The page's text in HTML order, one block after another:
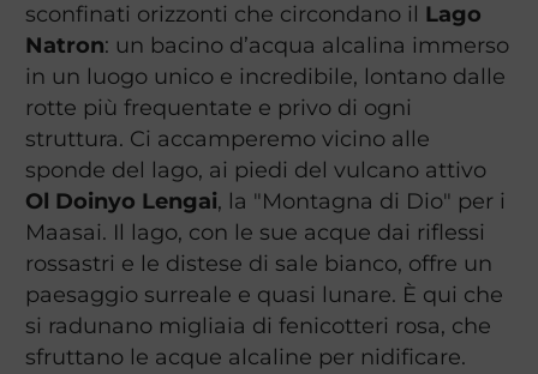
sconfinati orizzonti che circondano il Lago
Natron: un bacino d’acqua alcalina immerso
in un luogo unico e incredibile, lontano dalle
rotte più frequentate e privo di ogni
struttura. Ci accamperemo vicino alle
sponde del lago, ai piedi del vulcano attivo
Ol Doinyo Lengai, la "Montagna di Dio" per i
Maasai. Il lago, con le sue acque dai riflessi
rossastri e le distese di sale bianco, offre un
paesaggio surreale e quasi lunare. È qui che
si radunano migliaia di fenicotteri rosa, che
sfruttano le acque alcaline per nidificare.